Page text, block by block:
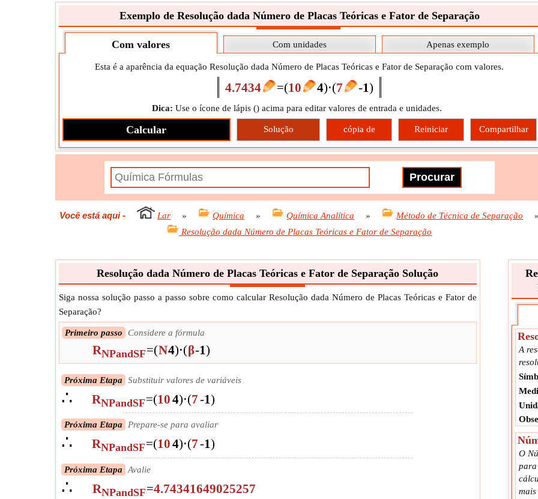
Exemplo de Resolução dada Número de Placas Teóricas e Fator de Separação
Com valores Com unidades Apenas exemplo
Esta é a aparência da equação Resolução dada Número de Placas Teóricas e Fator de Separação com valores.
4.7434 =(10 4)⋅(7 -1)
Dica: Use o ícone de lápis () acima para editar valores de entrada e unidades.
Calcular Solução cópia de Reiniciar Compartilhar
Você está aqui- Lar » Química » Química Analítica » Método de Técnica de Separação
»
Resolução dada Número de Placas Teóricas e Fator de Separação
Resolução dada Número de Placas Teóricas e Fator de Separação Solução
Siga nossa solução passo a passo sobre como calcular Resolução dada Número de Placas Teóricas e Fator de
Separação?
Primeiro passo Considere a fórmula
RNPandSF=(N4)⋅(β-1)
Próxima Etapa Substituir valores de variáveis
∴ RNPandSF=(104)⋅(7-1)
Próxima Etapa Prepare-se para avaliar
∴ RNPandSF=(104)⋅(7-1)
Próxima Etapa Avalie
∴ RNPandSF=4.74341649025257
A
O
para